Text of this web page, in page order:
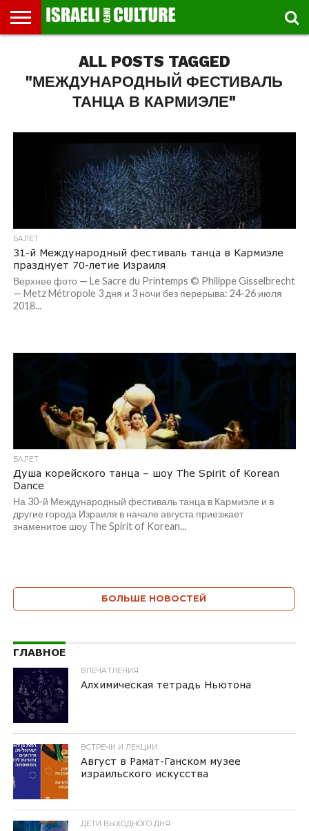
ФЕСТИВАЛЕЙ
ВЫХОДНОГО
ДНЯ
ПРОГУЛЬЩИКА
ВПЕЧАТЛЕНИЯ
ЛЕКЦИИ
GLOBAL
ALL POSTS TAGGED
"МЕЖДУНАРОДНЫЙ ФЕСТИВАЛЬ
ТАНЦА В КАРМИЭЛЕ"
БАЛЕТ
31-й Международный фестиваль танца в Кармиэле
празднует 70-летие Израиля
Верхнее фото — Le Sacre du Printemps © Philippe Gisselbrecht
— Metz Métropole 3 дня и 3 ночи без перерыва: 24-26 июля
2018...
БАЛЕТ
Душа корейского танца – шоу The Spirit of Korean
Dance
На 30-й Международный фестиваль танца в Кармиэле и в
другие города Израиля в начале августа приезжает
знаменитое шоу The Spirit of Korean...
БОЛЬШЕ НОВОСТЕЙ
ГЛАВНОЕ
ВПЕЧАТЛЕНИЯ
Алхимическая тетрадь Ньютона
ВСТРЕЧИ И ЛЕКЦИИ
Август в Рамат-Ганском музее
израильского искусства
ДЕТИ ВЫХОДНОГО ДНЯ